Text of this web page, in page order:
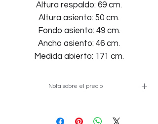
Altura respaldo: 69 cm.
Altura asiento: 50 cm.
Fondo asiento: 49 cm.
Ancho asiento: 46 cm.
Medida abierto: 171 cm.
Nota sobre el precio
la ficha se pueden seleccionar las